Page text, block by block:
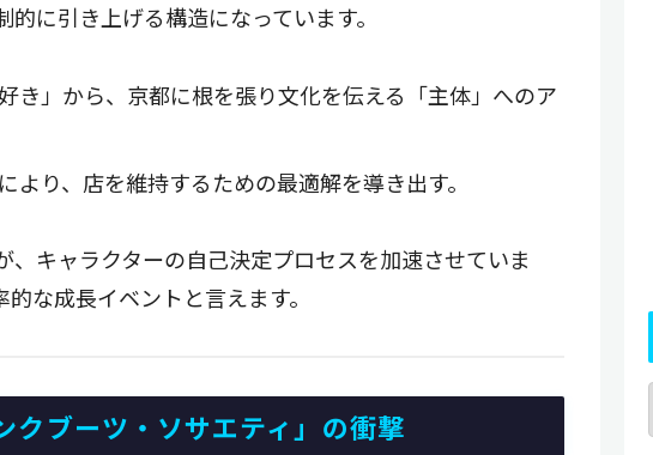
的に引き上げる構造になっています。
き」から、京都に根を張り文化を伝える「主体」へのア
より、店を維持するための最適解を導き出す。
キャラクターの自己決定プロセスを加速させていま
な成長イベントと言えます。
クブーツ・ソサエティ」の衝撃